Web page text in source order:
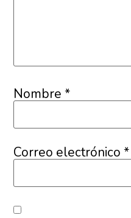
Nombre*
Correo electrónico*